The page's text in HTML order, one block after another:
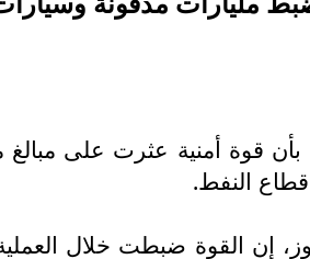
بأن قوة أمنية عثرت على
النفط.